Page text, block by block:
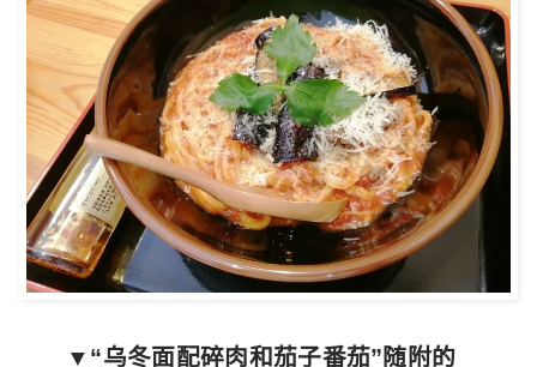
▼“乌冬面配碎肉和茄子番茄”随附的